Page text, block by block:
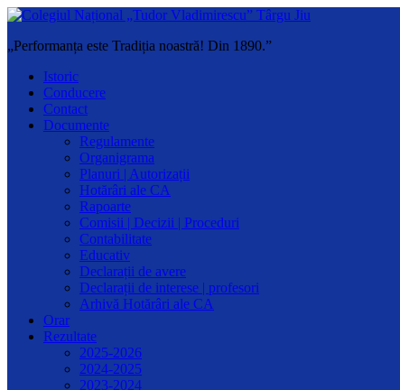
„Performanța este Tradiția noastră! Din 1890.”
Istoric
Conducere
Contact
Documente
Regulamente
Organigrama
Planuri | Autorizații
Hotărâri ale CA
Rapoarte
Comisii | Decizii | Proceduri
Contabilitate
Educativ
Declarații de avere
Declarații de interese | profesori
Arhivă Hotărâri ale CA
Orar
Rezultate
2025-2026
2024-2025
2023-2024